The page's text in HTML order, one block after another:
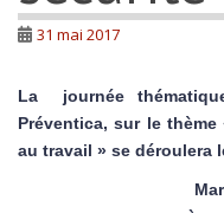
31 mai 2017
La journée
Préventica, sur le
au travail » se déroulera